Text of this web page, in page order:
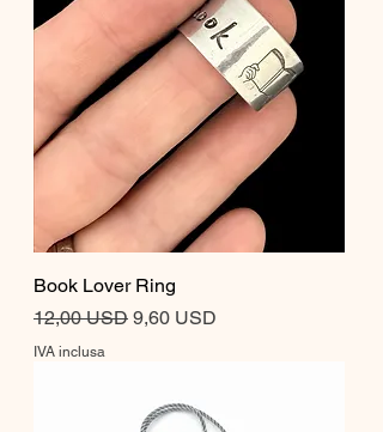
Book Lover Ring
Prezzo regolare
12,00 USD Prezzo scontato
9,60 USD
IVA inclusa